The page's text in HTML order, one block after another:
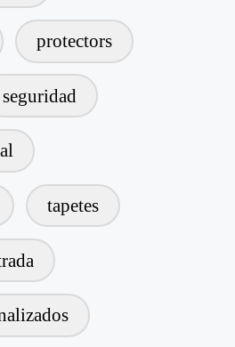
protectors
seguridad
tapetes